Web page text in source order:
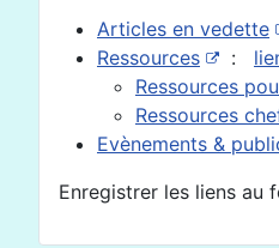
Articles en vedette
Ressources
:
Ressources
Ressources
Evènements &
Enregistrer les liens au